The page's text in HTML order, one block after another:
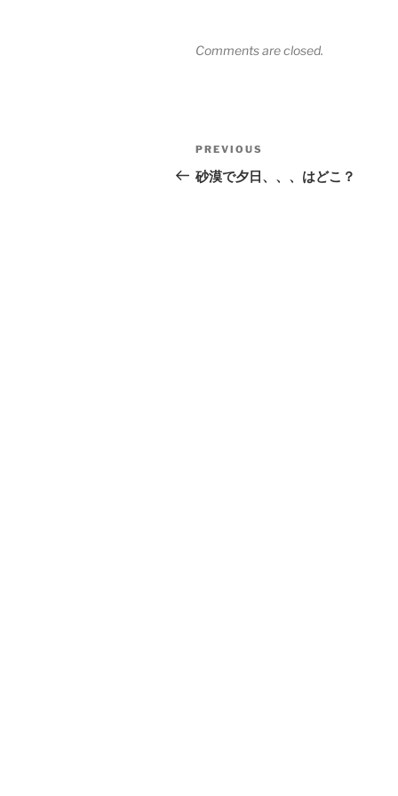
Comments are closed.
Post
navigation
Previous
Post
PREVIOUS
砂漠で夕日、、、はどこ？